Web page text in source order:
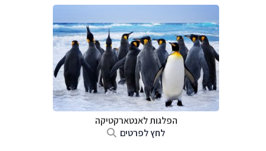
הפלגות לאנטארקטיקה
לחץ לפרטים